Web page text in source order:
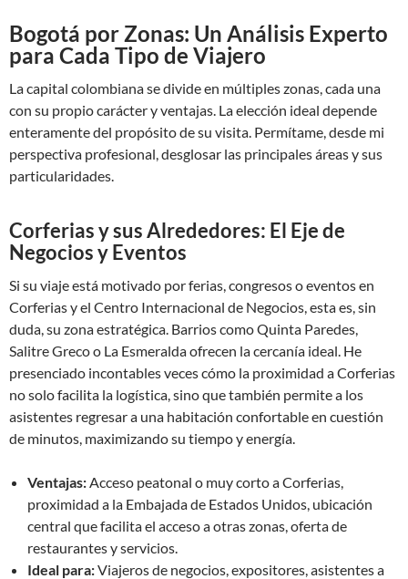
Bogotá por Zonas: Un Análisis Experto
para Cada Tipo de Viajero
La capital colombiana se divide en múltiples zonas, cada una
con su propio carácter y ventajas. La elección ideal depende
enteramente del propósito de su visita. Permítame, desde mi
perspectiva profesional, desglosar las principales áreas y sus
particularidades.
Corferias y sus Alrededores: El Eje de
Negocios y Eventos
Si su viaje está motivado por ferias, congresos o eventos en
Corferias y el Centro Internacional de Negocios, esta es, sin
duda, su zona estratégica. Barrios como Quinta Paredes,
Salitre Greco o La Esmeralda ofrecen la cercanía ideal. He
presenciado incontables veces cómo la proximidad a Corferias
no solo facilita la logística, sino que también permite a los
asistentes regresar a una habitación confortable en cuestión
de minutos, maximizando su tiempo y energía.
Ventajas:Acceso peatonal o muy corto a Corferias,
proximidad a la Embajada de Estados Unidos, ubicación
central que facilita el acceso a otras zonas, oferta de
restaurantes y servicios.
Ideal para:Viajeros de negocios, expositores, asistentes a